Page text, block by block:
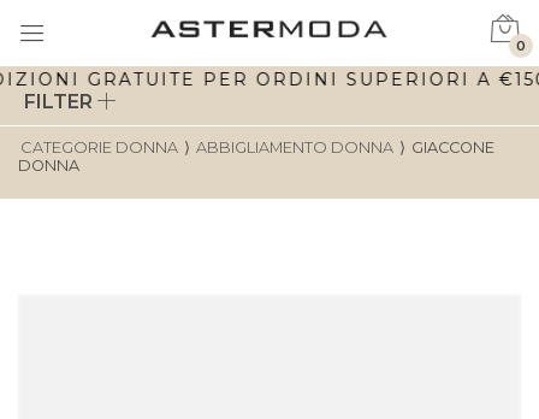
GRATUITE PER ORDINI SUPERIORI A
0
FILTER
CATEGORIE DONNA ⟩ ABBIGLIAMENTO DONNA ⟩ GIACCONE
DONNA